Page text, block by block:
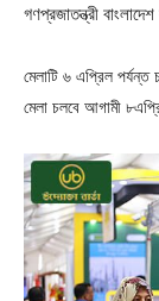
গণপ্রজাতন্ত্রী
মেলাটি ৬ এপ্রিল
মেলা চলবে আগামী